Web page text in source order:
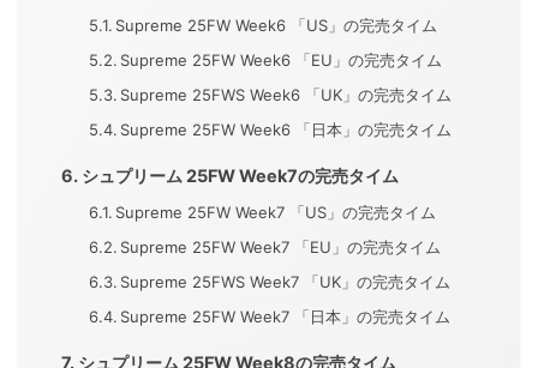
Supreme 25FW Week6 「US」の完売タイム
Supreme 25FW Week6 「EU」の完売タイム
Supreme 25FWS Week6 「UK」の完売タイム
Supreme 25FW Week6 「日本」の完売タイム
シュプリーム 25FW Week7の完売タイム
Supreme 25FW Week7 「US」の完売タイム
Supreme 25FW Week7 「EU」の完売タイム
Supreme 25FWS Week7 「UK」の完売タイム
Supreme 25FW Week7 「日本」の完売タイム
シュプリーム 25FW Week8の完売タイム